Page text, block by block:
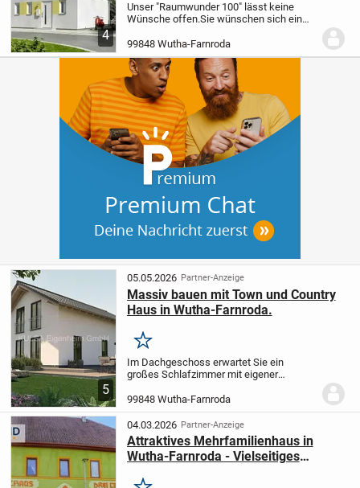
4
Unser "Raumwunder 100" lässt keine
Wünsche offen.Sie wünschen sich ein
überflüssige Spielereien? Dann treten Sie
ein: Ihr neues Zuhause empfängt Sie mit
hellen und...
99848 Wutha-Farnroda
5
05.05.2026 Partner-Anzeige
Massiv bauen mit Town und Country
Haus in Wutha-Farnroda.
Merken
Im Dachgeschoss erwartet Sie ein
großes Schlafzimmer mit eigener
Zimmer garantieren ihren Bewohnern viel
Freiraum. Das Bodensee 129 ist ein Haus
für Genießer -...
99848 Wutha-Farnroda
04.03.2026 Partner-Anzeige
Attraktives Mehrfamilienhaus in
Wutha-Farnroda - Vielseitiges